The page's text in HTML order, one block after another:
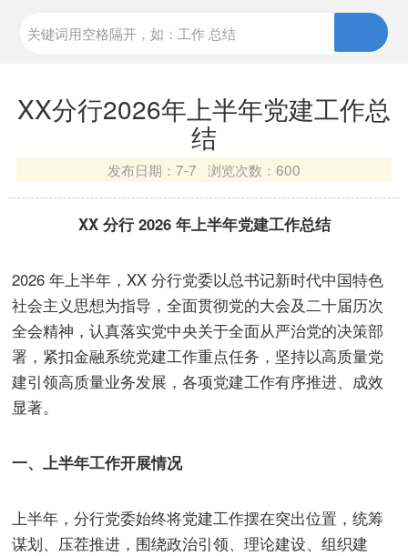
XX分行2026年上半年党建工作总
结
发布日期： 7-7 浏览次数： 600
XX 分行 2026 年上半年党建工作总结
2026 年上半年，XX 分行党委以总书记新时代中国特色
社会主义思想为指导，全面贯彻党的大会及二十届历次
全会精神，认真落实党中央关于全面从严治党的决策部
署，紧扣金融系统党建工作重点任务，坚持以高质量党
建引领高质量业务发展，各项党建工作有序推进、成效
显著。
一、上半年工作开展情况
上半年，分行党委始终将党建工作摆在突出位置，统筹
谋划、压茬推进，围绕政治引领、理论建设、组织建